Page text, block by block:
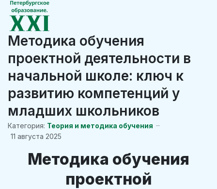
Методика обучения
проектной деятельности в
начальной школе: ключ к
развитию компетенций у
младших школьников
Категория: Теория и методика обучения
11 августа 2025
Методика обучения
проектной